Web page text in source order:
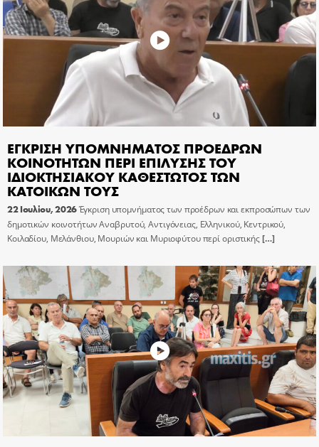
ΕΓΚΡΙΣΗ ΥΠΟΜΝΗΜΑΤΟΣ ΠΡΟΕΔΡΩΝ
ΚΟΙΝΟΤΗΤΩΝ ΠΕΡΙ ΕΠΙΛΥΣΗΣ ΤΟΥ
ΙΔΙΟΚΤΗΣΙΑΚΟΥ ΚΑΘΕΣΤΩΤΟΣ ΤΩΝ
ΚΑΤΟΙΚΩΝ ΤΟΥΣ
22 Ιουλίου, 2026Έγκριση υπομνήματος των προέδρων και εκπροσώπων των
δημοτικών κοινοτήτων Αναβρυτού, Αντιγόνειας, Ελληνικού, Κεντρικού,
Κοιλαδίου, Μελάνθιου, Μουριών και Μυριοφύτου περί οριστικής[…]